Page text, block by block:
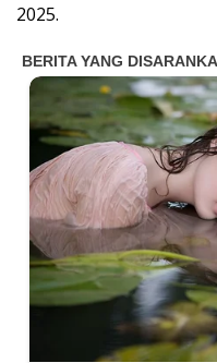
2025.